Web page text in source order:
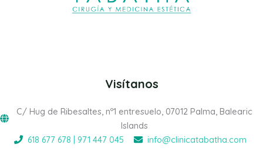
Visítanos
C/ Hug de Ribesaltes, nº1 entresuelo, 07012 Palma, Balearic
Islands
618 677 678 | 971 447 045
info@clinicatabatha.com